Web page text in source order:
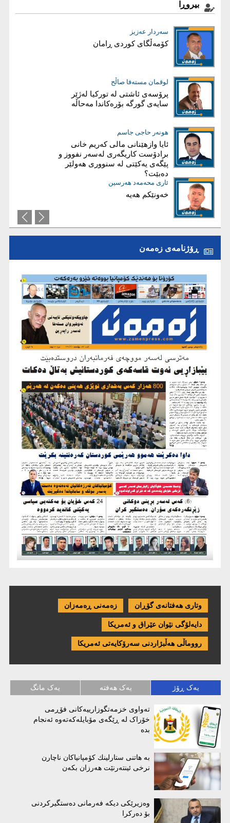
بیروڕا
سەردار عەزیز
کۆمەڵگای کوردی ڕامان
لوقمان مستەفا صاڵح
پرۆسەی ئاشتی لە توركیا لەژێر
سایەی گورگە بۆرەكاندا مەحاڵە
هونەر حاجی جاسم
ئایا وازهێنانی مالی کەریم‌ خانی
برادۆست کاریگەری لەسەر نفووز و
پێگەی یەکێتی لە سنووری هەولێر
دەبێت؟
ئاری محەمەد هەرسین
خەونێکم هەیە
بڵند دلێر شاوەیس
قەیرانی دارایی عێراق، کەمی داهات
فارس نەورۆڵی
شەڕ لەسەر هیچ!
ئاریز عەبدوڵا
ئايا چۆن هەرێم دەڕوخێ؟
عیماد ئه‌حمه‌د
بریاری دروست؛ بناغەی سەرکەوتنە
ڕۆژنامەی زەمەن
وتاری هەفتانەی گۆڕان زەمەنی ڕەمەزان
دایەلۆگی نێوان عێراق و ئەمریكا
رووماڵی هەڵبژاردنی سەرۆکایەتی ئەمریکا
یەک ڕۆژ یەک هەفتە یەک مانگ
تەواوی خزمەتگوزارییەکانی فۆڕمی
خۆراک لە ڕێگەی مۆبایلەکەتەوە ئەنجام
بدە
بە هاتنی ستارلینك كۆمپانیاكان ناچارن
نرخی ئینتەرنێت هەرزان بكەن
وەزیرێکی دیکە فەرمانی دەستگیرکردنی
بۆ دەرکرا